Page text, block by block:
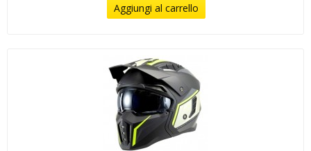
Aggiungi al carrello